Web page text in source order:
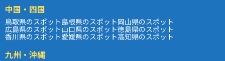
中国・四国
鳥取県のスポット島根県のスポット岡山県のスポット
広島県のスポット山口県のスポット徳島県のスポット
香川県のスポット愛媛県のスポット高知県のスポット
九州・沖縄